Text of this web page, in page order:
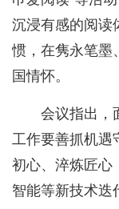
沉浸有感的阅读
惯，在隽永笔墨
国情怀。
会议指出，
工作要善抓机遇
初心、淬炼匠心
智能等新技术迭